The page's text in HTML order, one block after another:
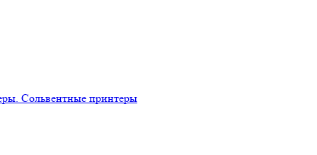
Сольвентные принтеры